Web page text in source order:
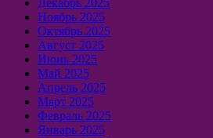
Декабрь 2025
Ноябрь 2025
Октябрь 2025
Август 2025
Июнь 2025
Май 2025
Апрель 2025
Март 2025
Февраль 2025
Январь 2025